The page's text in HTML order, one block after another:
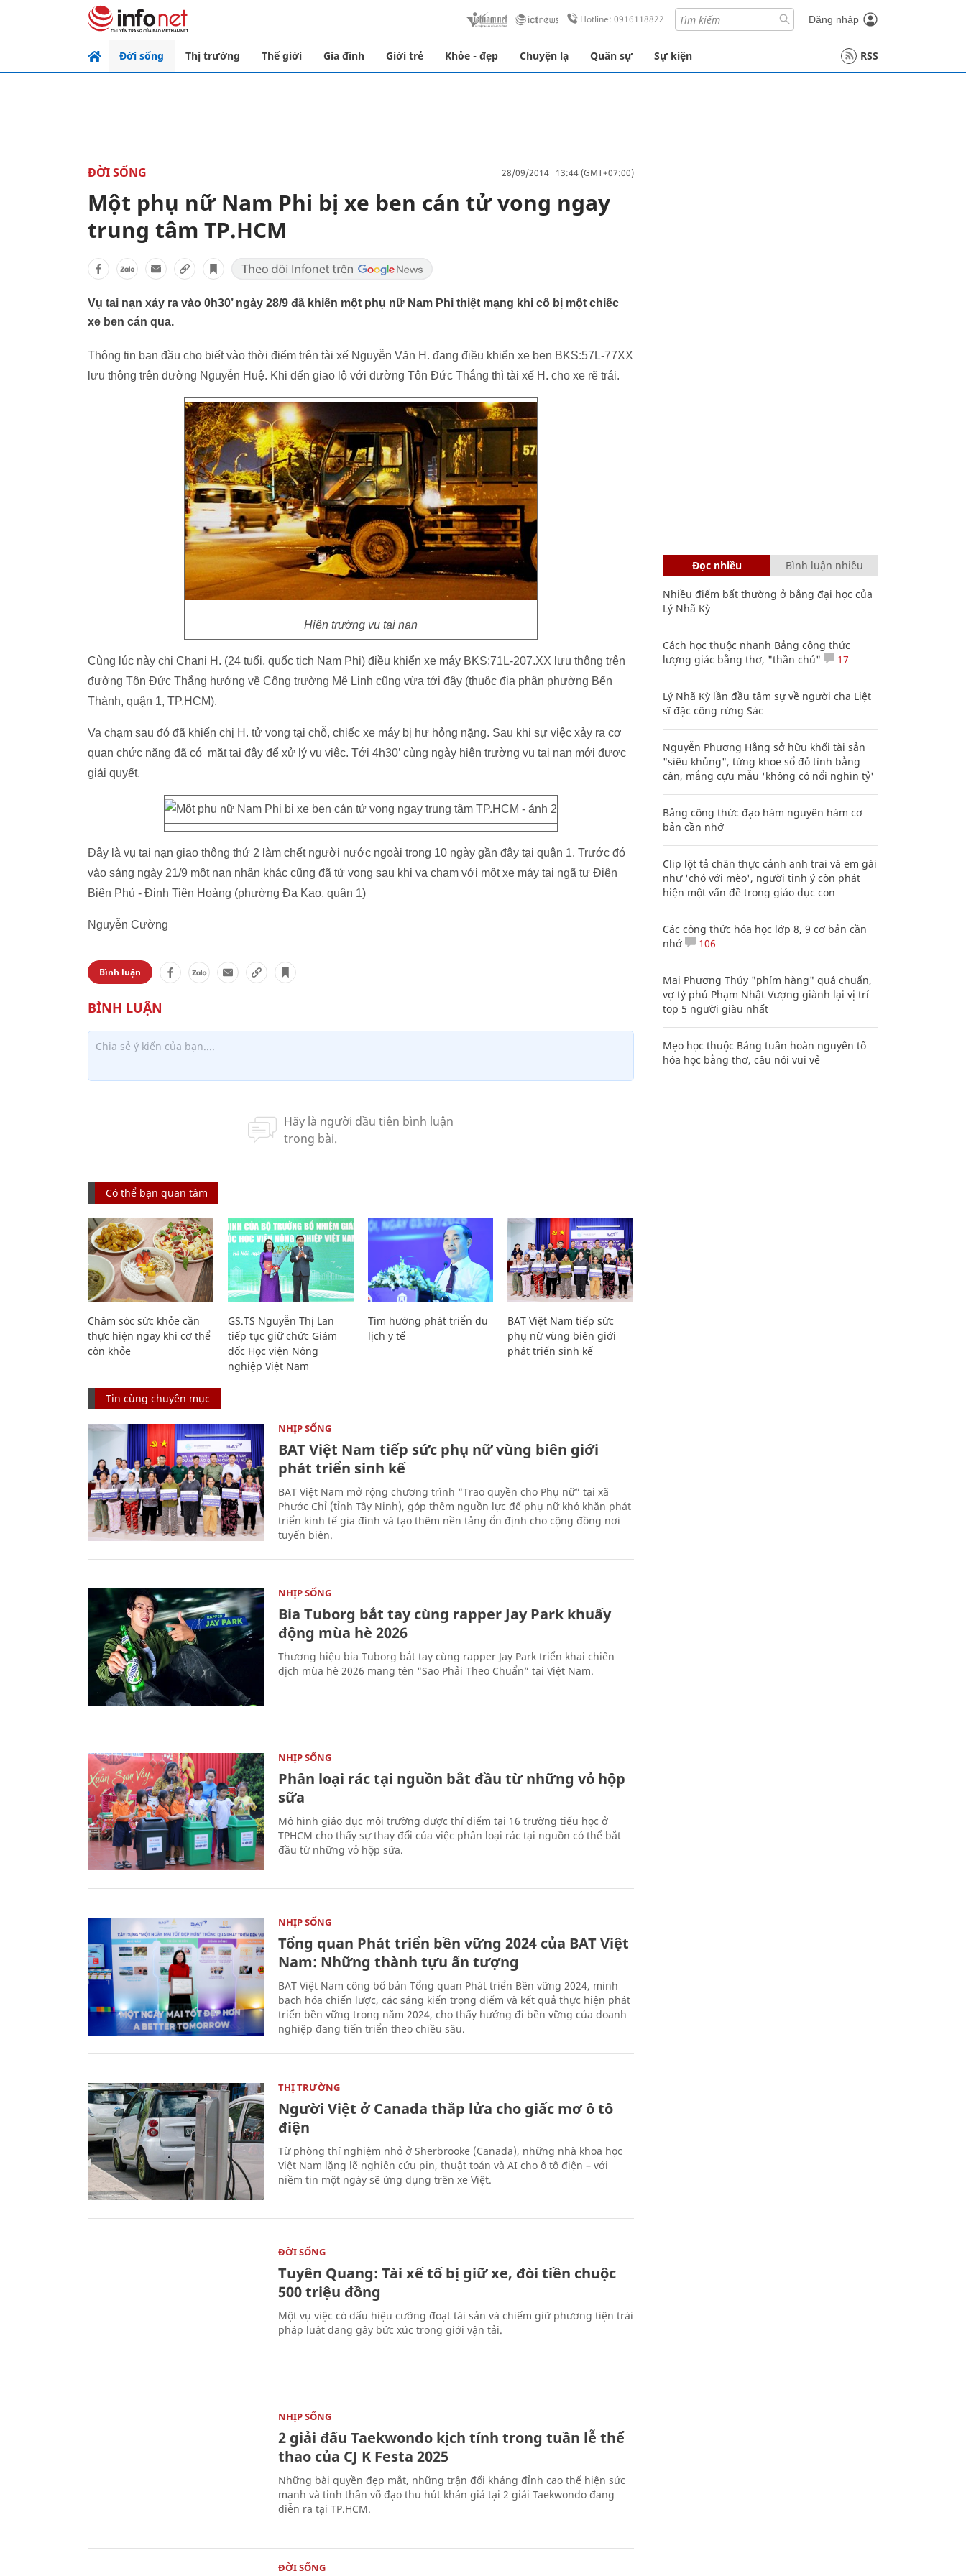
Hotline: 0916118822 Đăng nhập
Đời sống Thị trường Thế giới Gia đình Giới trẻ Khỏe - đẹp Chuyện lạ Quân sự Sự kiện RSS
ĐỜI SỐNG 28/09/2014 13:44 (GMT+07:00)
Một phụ nữ Nam Phi bị xe ben cán tử vong ngay
trung tâm TP.HCM
Vụ tai nạn xảy ra vào 0h30’ ngày 28/9 đã khiến một phụ nữ Nam Phi thiệt mạng khi cô bị một chiếc
xe ben cán qua.
Thông tin ban đầu cho biết vào thời điểm trên tài xế Nguyễn Văn H. đang điều khiển xe ben BKS:57L-77XX
lưu thông trên đường Nguyễn Huệ. Khi đến giao lộ với đường Tôn Đức Thẳng thì tài xế H. cho xe rẽ trái.
Hiện trường vụ tai nạn
Cùng lúc này chị Chani H. (24 tuổi, quốc tịch Nam Phi) điều khiển xe máy BKS:71L-207.XX lưu thông trên
đường Tôn Đức Thắng hướng về Công trường Mê Linh cũng vừa tới đây (thuộc địa phận phường Bến
Thành, quận 1, TP.HCM).
Va chạm sau đó đã khiến chị H. tử vong tại chỗ, chiếc xe máy bị hư hỏng nặng. Sau khi sự việc xảy ra cơ
quan chức năng đã có mặt tại đây để xử lý vụ việc. Tới 4h30’ cùng ngày hiện trường vụ tai nạn mới được
giải quyết.
Đây là vụ tai nạn giao thông thứ 2 làm chết người nước ngoài trong 10 ngày gần đây tại quận 1. Trước đó
vào sáng ngày 21/9 một nạn nhân khác cũng đã tử vong sau khi va chạm với một xe máy tại ngã tư Điện
Biên Phủ - Đinh Tiên Hoàng (phường Đa Kao, quận 1)
Nguyễn Cường
Bình luận
Có thể bạn quan tâm
Chăm sóc sức khỏe cần
thực hiện ngay khi cơ thể
còn khỏe
GS.TS Nguyễn Thị Lan
tiếp tục giữ chức Giám
đốc Học viện Nông
nghiệp Việt Nam
Tìm hướng phát triển du
lịch y tế
BAT Việt Nam tiếp sức
phụ nữ vùng biên giới
phát triển sinh kế
Tin cùng chuyên mục
NHỊP SỐNG
BAT Việt Nam tiếp sức phụ nữ vùng biên giới
phát triển sinh kế
BAT Việt Nam mở rộng chương trình “Trao quyền cho Phụ nữ” tại xã
Phước Chỉ (tỉnh Tây Ninh), góp thêm nguồn lực để phụ nữ khó khăn phát
triển kinh tế gia đình và tạo thêm nền tảng ổn định cho cộng đồng nơi
tuyến biên.
NHỊP SỐNG
Bia Tuborg bắt tay cùng rapper Jay Park khuấy
động mùa hè 2026
Thương hiệu bia Tuborg bắt tay cùng rapper Jay Park triển khai chiến
dịch mùa hè 2026 mang tên "Sao Phải Theo Chuẩn” tại Việt Nam.
NHỊP SỐNG
Phân loại rác tại nguồn bắt đầu từ những vỏ hộp
sữa
Mô hình giáo dục môi trường được thí điểm tại 16 trường tiểu học ở
TPHCM cho thấy sự thay đổi của việc phân loại rác tại nguồn có thể bắt
đầu từ những vỏ hộp sữa.
NHỊP SỐNG
Tổng quan Phát triển bền vững 2024 của BAT Việt
Nam: Những thành tựu ấn tượng
BAT Việt Nam công bố bản Tổng quan Phát triển Bền vững 2024, minh
bạch hóa chiến lược, các sáng kiến trọng điểm và kết quả thực hiện phát
triển bền vững trong năm 2024, cho thấy hướng đi bền vững của doanh
nghiệp đang tiến triển theo chiều sâu.
THỊ TRƯỜNG
Người Việt ở Canada thắp lửa cho giấc mơ ô tô
điện
Từ phòng thí nghiệm nhỏ ở Sherbrooke (Canada), những nhà khoa học
Việt Nam lặng lẽ nghiên cứu pin, thuật toán và AI cho ô tô điện – với
niềm tin một ngày sẽ ứng dụng trên xe Việt.
ĐỜI SỐNG
Tuyên Quang: Tài xế tố bị giữ xe, đòi tiền chuộc
500 triệu đồng
Một vụ việc có dấu hiệu cưỡng đoạt tài sản và chiếm giữ phương tiện trái
pháp luật đang gây bức xúc trong giới vận tải.
NHỊP SỐNG
2 giải đấu Taekwondo kịch tính trong tuần lễ thể
thao của CJ K Festa 2025
Những bài quyền đẹp mắt, những trận đối kháng đỉnh cao thể hiện sức
mạnh và tinh thần võ đạo thu hút khán giả tại 2 giải Taekwondo đang
diễn ra tại TP.HCM.
ĐỜI SỐNG
Đọc nhiều Bình luận nhiều
Nhiều điểm bất thường ở bằng đại học của
Lý Nhã Kỳ
Cách học thuộc nhanh Bảng công thức
lượng giác bằng thơ, "thần chú"
17
Lý Nhã Kỳ lần đầu tâm sự về người cha Liệt
sĩ đặc công rừng Sác
Nguyễn Phương Hằng sở hữu khối tài sản
"siêu khủng", từng khoe sổ đỏ tính bằng
cân, mắng cựu mẫu 'không có nổi nghìn tỷ'
Bảng công thức đạo hàm nguyên hàm cơ
bản cần nhớ
Clip lột tả chân thực cảnh anh trai và em gái
như 'chó với mèo', người tinh ý còn phát
hiện một vấn đề trong giáo dục con
Các công thức hóa học lớp 8, 9 cơ bản cần
nhớ
106
Mai Phương Thúy "phím hàng" quá chuẩn,
vợ tỷ phú Phạm Nhật Vượng giành lại vị trí
top 5 người giàu nhất
Mẹo học thuộc Bảng tuần hoàn nguyên tố
hóa học bằng thơ, câu nói vui vẻ